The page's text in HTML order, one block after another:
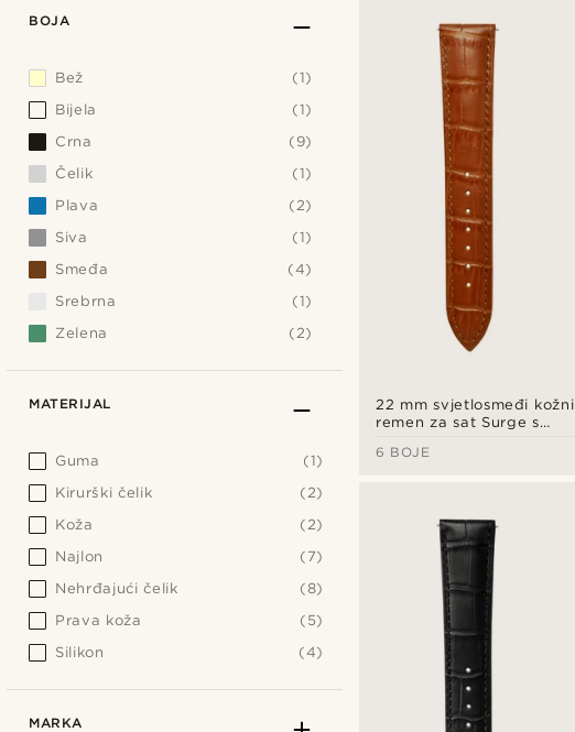
22 mm svjetlosmeđi kožni
remen za sat Surge s
kopčom u boji ružičastog
6 BOJE
BOJA
Bež
(1)
Bijela
(1)
Crna
(9)
Čelik
(1)
Plava
(2)
Siva
(1)
Smeđa
(4)
Srebrna
(1)
Zelena
(2)
MATERIJAL
Guma
(1)
Kirurški čelik
(2)
Koža
(2)
Najlon
(7)
Nehrđajući čelik
(8)
Prava koža
(5)
Silikon
(4)
MARKA